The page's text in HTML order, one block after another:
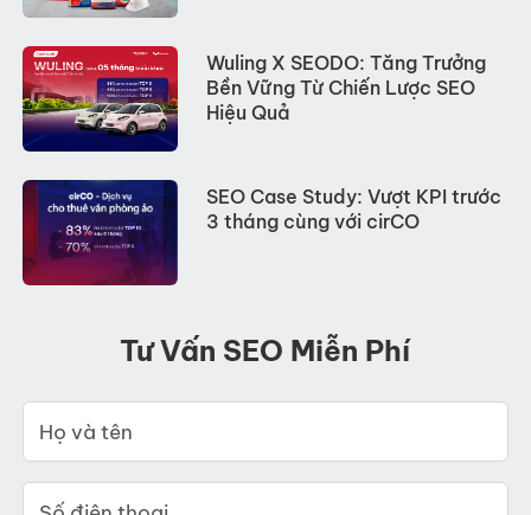
Wuling X SEODO: Tăng Trưởng
Bền Vững Từ Chiến Lược SEO
Hiệu Quả
SEO Case Study: Vượt KPI trước
3 tháng cùng với cirCO
Tư Vấn SEO Miễn Phí